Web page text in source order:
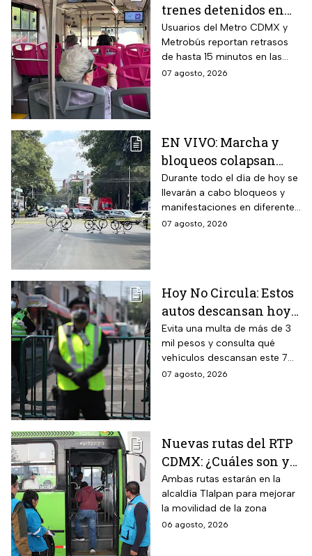
trenes detenidos en
líneas del Metro
CDMX hoy 7 de agosto;
Metrobús restablece
servicio
Usuarios del Metro CDMX y
Metrobús reportan retrasos
de hasta 15 minutos en las
líneas
07 agosto, 2026
EN VIVO: Marcha y
bloqueos colapsan
calles por cierres en
CDMX hoy
Durante todo el día de hoy se
llevarán a cabo bloqueos y
manifestaciones en diferentes
zonas de la CDMX por lo que
07 agosto, 2026
Hoy No Circula: Estos
autos descansan hoy
viernes 7 de agosto en
CDMX y EDOMEX
Evita una multa de más de 3
mil pesos y consulta qué
vehículos descansan este 7
de agosto, los horarios del
07 agosto, 2026
Nuevas rutas del RTP
CDMX: ¿Cuáles son y
con qué estaciones
del Metrobús
conectan?
Ambas rutas estarán en la
alcaldía Tlalpan para mejorar
la movilidad de la zona
06 agosto, 2026